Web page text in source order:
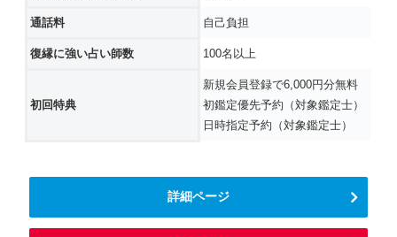
通話料 自己負担
復縁に強い占い師数 100名以上
初回特典
新規会員登録で6,000円分無料
初鑑定優先予約（対象鑑定士）
日時指定予約（対象鑑定士）
詳細ページ